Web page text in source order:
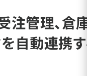
注管理、倉
自動連携す